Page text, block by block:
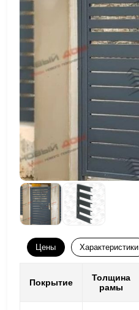
Цены Характеристики
Покрытие
Толщина
рамы